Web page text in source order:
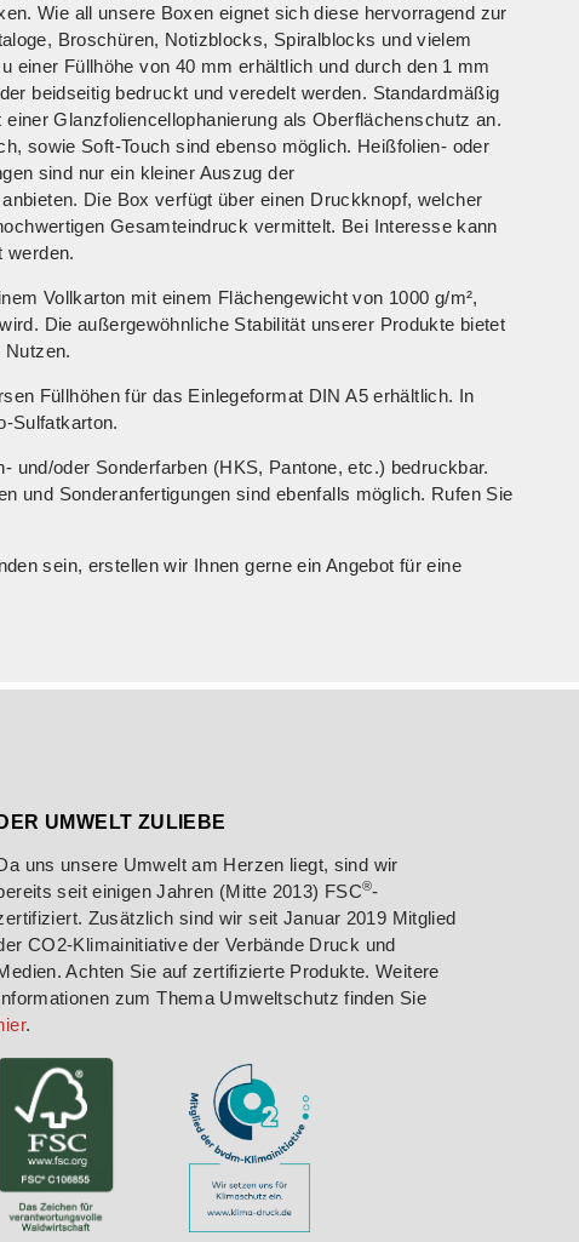
Wie all unsere Boxen eignet sich diese hervorragend zur
Broschüren, Notizblocks, Spiralblocks und vielem
Füllhöhe von 40 mm erhältlich und durch den 1 mm
beidseitig bedruckt und veredelt werden. Standardmäßig
Glanzfoliencellophanierung als Oberflächenschutz an.
sowie Soft-Touch sind ebenso möglich. Heißfolien- oder
sind nur ein kleiner Auszug der
Die Box verfügt über einen Druckknopf, welcher
Gesamteindruck vermittelt. Bei Interesse kann
werden.
Vollkarton mit einem Flächengewicht von 1000 g/m²,
Die außergewöhnliche Stabilität unserer Produkte bietet
Nutzen.
Füllhöhen für das Einlegeformat DIN A5 erhältlich. In
Sulfatkarton.
und/oder Sonderfarben (HKS, Pantone, etc.) bedruckbar.
und Sonderanfertigungen sind ebenfalls möglich. Rufen Sie
sein, erstellen wir Ihnen gerne ein Angebot für eine
DER UMWELT ZULIEBE
uns unsere Umwelt am Herzen liegt, sind wir
seit einigen Jahren (Mitte 2013) FSC®-
Zusätzlich sind wir seit Januar 2019 Mitglied
CO2-Klimainitiative der Verbände Druck und
Achten Sie auf zertifizierte Produkte. Weitere
zum Thema Umweltschutz finden Sie
.